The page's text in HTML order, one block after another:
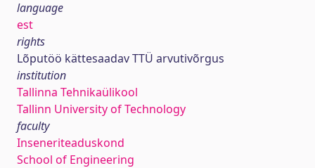
language
est
rights
Lõputöö kättesaadav TTÜ arvutivõrgus
institution
Tallinna Tehnikaülikool
Tallinn University of Technology
faculty
Inseneriteaduskond
School of Engineering